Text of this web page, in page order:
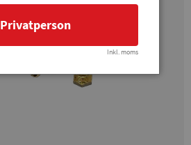
Privatperson
Inkl. moms